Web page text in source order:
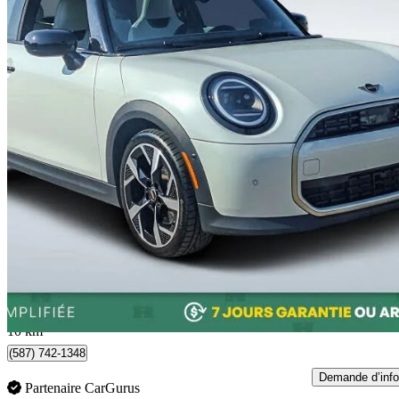
2025 MINI Cooper
8 000 km
Bonne
Chicoutimi, QC
10 km
(587) 742-1348
Partenaire CarGurus
Demande d’info